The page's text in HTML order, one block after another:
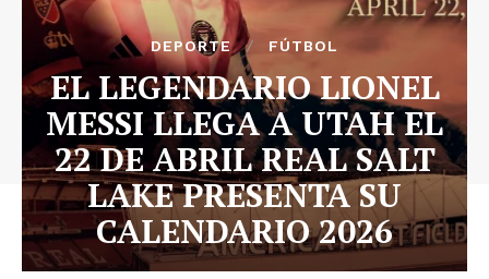
DEPORTE FÚTBOL
EL LEGENDARIO LIONEL
MESSI LLEGA A UTAH EL
22 DE ABRIL REAL SALT
LAKE PRESENTA SU
CALENDARIO 2026